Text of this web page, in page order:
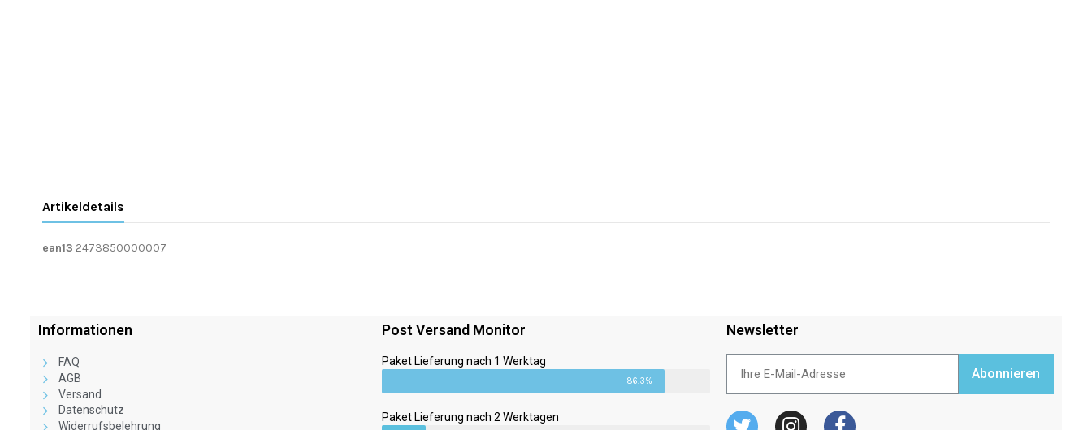
Artikeldetails
ean13 2473850000007
Informationen
FAQ
AGB
Versand
Datenschutz
Widerrufsbelehrung
Post Versand Monitor
Paket Lieferung nach 1 Werktag
86.3%
Paket Lieferung nach 2 Werktagen
Newsletter
Abonnieren